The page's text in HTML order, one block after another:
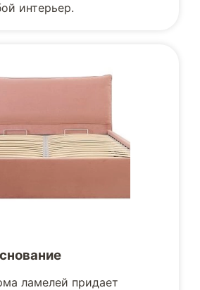
интерьер.
ламелей придает